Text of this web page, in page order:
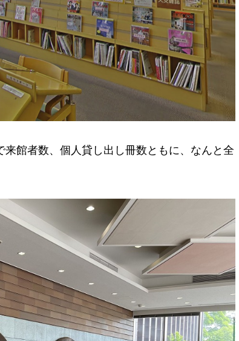
館者数、個人貸し出し冊数ともに、なんと全